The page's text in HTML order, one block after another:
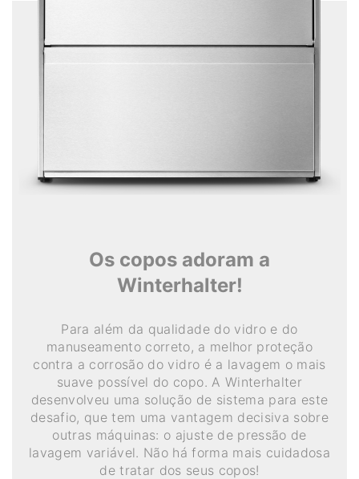
Os copos adoram a
Winterhalter!
Para além da qualidade do vidro e do
manuseamento correto, a melhor proteção
contra a corrosão do vidro é a lavagem o mais
suave possível do copo. A Winterhalter
desenvolveu uma solução de sistema para este
desafio, que tem uma vantagem decisiva sobre
outras máquinas: o ajuste de pressão de
lavagem variável. Não há forma mais cuidadosa
de tratar dos seus copos!